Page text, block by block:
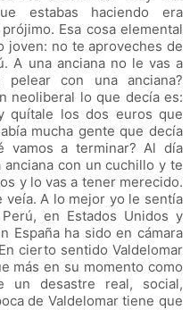
estabas haciendo era
Esa cosa elemental
joven: no te aproveches de
A una anciana no le vas a
con una anciana?
neoliberal lo que decía es:
quítale los dos euros que
mucha gente que decía
vamos a terminar? Al día
con un cuchillo y te
y lo vas a tener merecido.
veía. A lo mejor yo le sentía
en Estados Unidos y
España ha sido en cámara
cierto sentido Valdelomar
más en su momento como
un desastre real, social,
de Valdelomar tiene que